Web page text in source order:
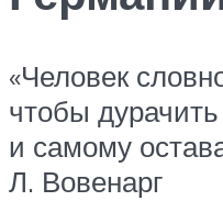
«Человек
чтобы дурачить
и самому
Л. Вовенарг